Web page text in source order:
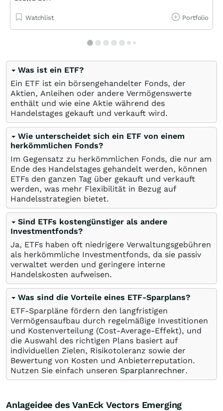
Watchlist Portfolio
Was ist ein ETF?
Ein ETF ist ein börsengehandelter Fonds, der
Aktien, Anleihen oder andere Vermögenswerte
enthält und wie eine Aktie während des
Handelstages gekauft und verkauft wird.
Wie unterscheidet sich ein ETF von einem
herkömmlichen Fonds?
Im Gegensatz zu herkömmlichen Fonds, die nur am
Ende des Handelstages gehandelt werden, können
ETFs den ganzen Tag über gekauft und verkauft
werden, was mehr Flexibilität in Bezug auf
Handelsstrategien bietet.
Sind ETFs kostengünstiger als andere
Investmentfonds?
Ja, ETFs haben oft niedrigere Verwaltungsgebühren
als herkömmliche Investmentfonds, da sie passiv
verwaltet werden und geringere interne
Handelskosten aufweisen.
Was sind die Vorteile eines ETF-Sparplans?
ETF-Sparpläne fördern den langfristigen
Vermögensaufbau durch regelmäßige Investitionen
und Kostenverteilung (Cost-Average-Effekt), und
die Auswahl des richtigen Plans basiert auf
individuellen Zielen, Risikotoleranz sowie der
Bewertung von Kosten und Anbieterreputation.
Nutzen Sie einfach unseren Sparplanrechner.
Anlageidee des VanEck Vectors Emerging